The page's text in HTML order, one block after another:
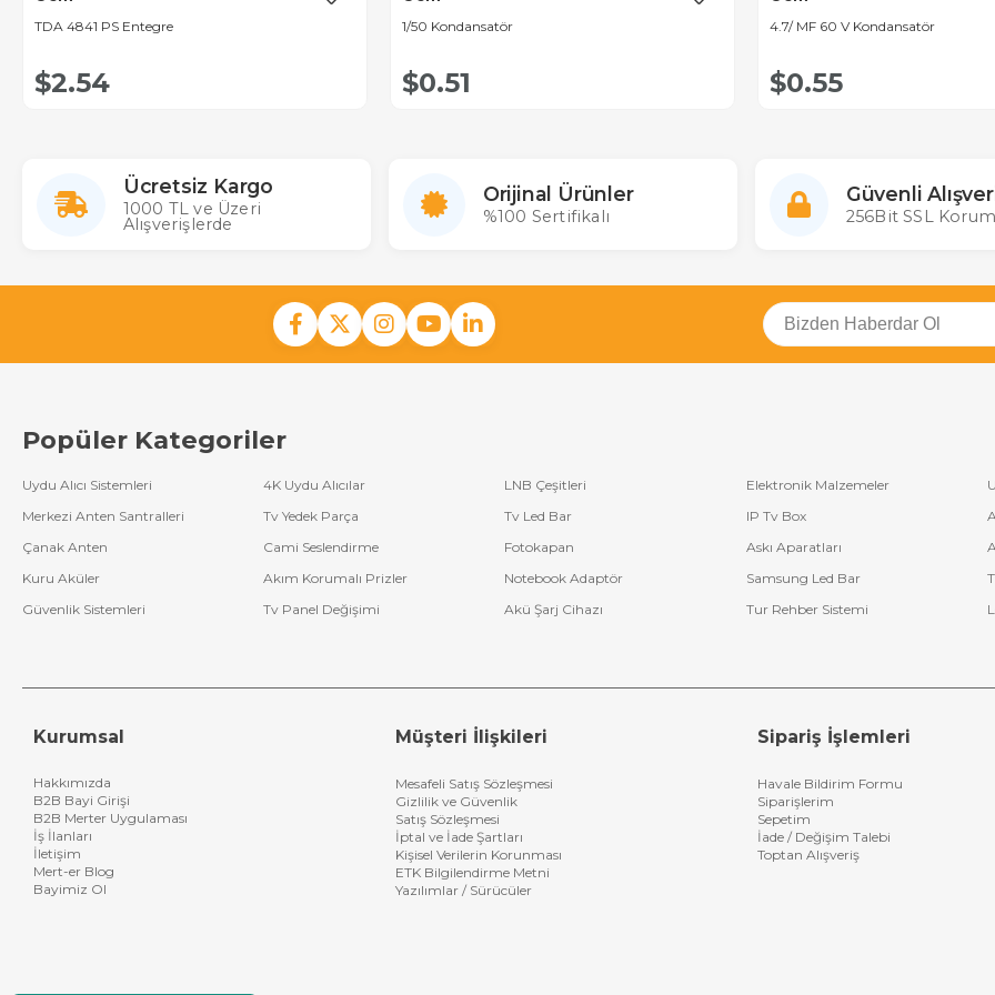
TDA 4841 PS Entegre
$2.54
1/50 Kondansatör
$0.51
4.7/ MF 60 V Kondansatör
$0.55
Ücretsiz Kargo
1000 TL ve Üzeri
Alışverişlerde
Orijinal Ürünler
%100 Sertifikalı
Güvenli
256Bit SSL
Popüler Kategoriler
Uydu Alıcı Sistemleri 4K Uydu Alıcılar LNB Çeşitleri Elektronik Malzemeler
Merkezi Anten Santralleri
Tv Yedek Parça Tv Led Bar IP Tv Box
Çanak Anten
Cami Seslendirme Fotokapan Askı Aparatları
Kuru Aküler
Akım Korumalı Prizler Notebook Adaptör Samsung Led Bar
Güvenlik Sistemleri
Tv Panel Değişimi Akü Şarj Cihazı Tur Rehber Sistemi
Kurumsal
Hakkımızda
B2B Bayi Girişi
B2B Merter Uygulaması
İş İlanları
İletişim
Mert-er Blog
Bayimiz Ol
Müşteri İlişkileri
Mesafeli Satış Sözleşmesi
Gizlilik ve Güvenlik
Satış Sözleşmesi
İptal ve İade Şartları
Kişisel Verilerin Korunması
ETK Bilgilendirme Metni
Yazılımlar / Sürücüler
Sipariş İşlemleri
Havale Bildirim Formu
Siparişlerim
Sepetim
İade / Değişim Talebi
Toptan Alışveriş